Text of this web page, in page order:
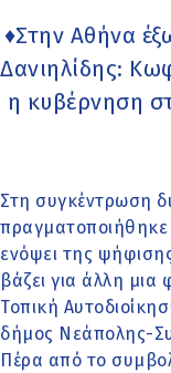
♦Στην Αθήνα
Δανιηλίδης:
η κυβέρνηση
Στη συγκέντρωση
ενόψει της
βάζει για άλλη
Τοπική
δήμος Νεάπολης-
Πέρα από το